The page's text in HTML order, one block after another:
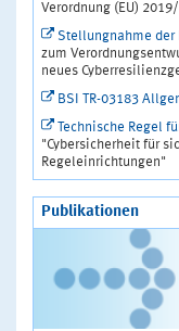
Verordnung (EU)
Stellungnahme der
zum
neues
BSI TR-03183
Technische Regel
"Cybersicherheit für
Regeleinrichtungen"
Publikationen